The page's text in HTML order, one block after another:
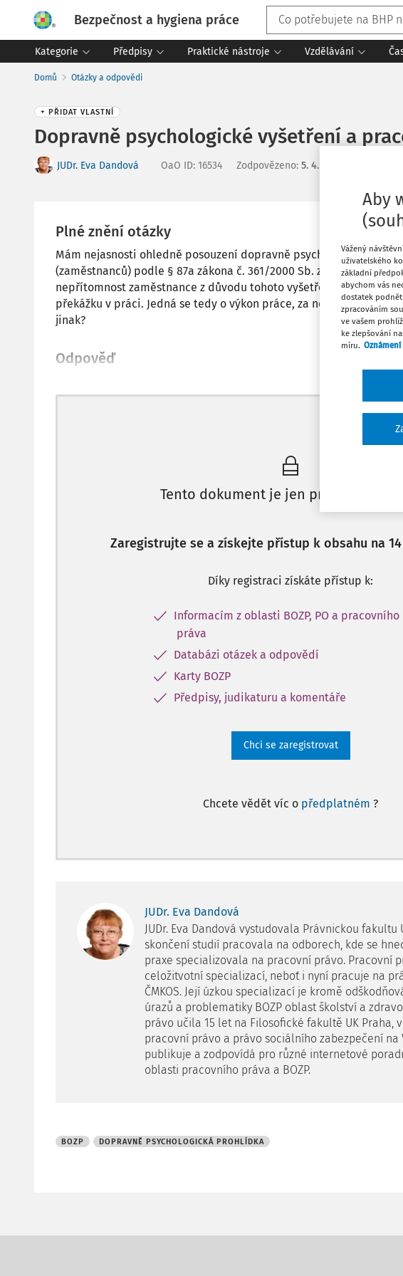
Bezpečnost a hygiena práce
Kategorie Předpisy Praktické nástroje Vzdělávání
Domů Otázky a odpovědi
+ PŘIDAT VLASTNÍ
Dopravně psychologické vyšetření a
JUDr. Eva Dandová OaO ID: 16534 Zodpovězeno: 5. 4. 2016
Plné znění otázky
Mám nejasnosti ohledně posouzení dopravně psychologického
(zaměstnanců) podle § 87a zákona č. 361/2000 Sb. z pohledu
nepřítomnost zaměstnance z důvodu tohoto vyšetření? Podle
překážku v práci. Jedná se tedy o výkon práce, za nějž přísluší
jinak?
Odpověď
Máte
Tento dokument je jen pro
Zaregistrujte se a získejte přístup k obsahu na
Díky registraci získáte přístup k:
Informacím z oblasti BOZP, PO a pracovního
práva
Databázi otázek a odpovědí
Karty BOZP
Předpisy, judikaturu a komentáře
Chci se zaregistrovat
Chcete vědět víc o předplatném ?
JUDr. Eva Dandová
JUDr. Eva Dandová vystudovala Právnickou fakultu
skončení studií pracovala na odborech, kde se
praxe specializovala na pracovní právo. Pracovní
celožitvotní specializací, neboť i nyní pracuje na
ČMKOS. Její úzkou specializací je kromě
úrazů a problematiky BOZP oblast školství a
právo učila 15 let na Filosofické fakultě UK Praha,
pracovní právo a právo sociálního zabezpečení na
publikuje a zodpovídá pro různé internetové
oblasti pracovního práva a BOZP.
BOZP DOPRAVNĚ PSYCHOLOGICKÁ PROHLÍDKA
Aby
Vážený
uživatelského
základní
abychom vás
dostatek
zpracováním
ve vašem
ke zlepšování
míru.